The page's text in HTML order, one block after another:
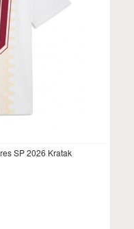
SP 2026 Kratak